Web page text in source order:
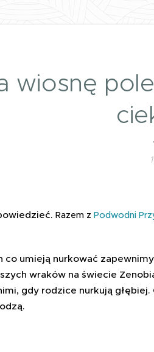
wiosnę
Razem z Podwodni
co umieją nurkować
wraków na świecie
gdy rodzice nurkują